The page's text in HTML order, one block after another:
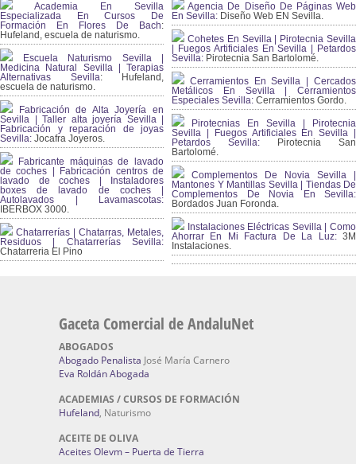
Academia En Sevilla
Especializada En Cursos De
Formación En Flores De Bach:
Hufeland, escuela de naturismo.
Escuela Naturismo Sevilla |
Medicina Natural Sevilla | Terapias
Alternativas Sevilla: Hufeland,
escuela de naturismo.
Fabricación de Alta Joyería en
Sevilla | Taller alta joyería Sevilla |
Fabricación y reparación de joyas
Sevilla: Jocafra Joyeros.
Fabricante máquinas de lavado
de coches | Fabricación centros de
lavado de coches | Instaladores
boxes de lavado de coches |
Autolavados | Lavamascotas:
IBERBOX 3000.
Chatarrerías | Chatarras, Metales,
Residuos | Chatarrerías Sevilla:
Chatarreria El Pino
Agencia De Diseño De Páginas Web
En Sevilla: Diseño Web EN Sevilla.
Cohetes En Sevilla | Pirotecnia Sevilla
| Fuegos Artificiales En Sevilla | Petardos
Sevilla: Pirotecnia San Bartolomé.
Cerramientos En Sevilla | Cercados
Metálicos En Sevilla | Cerramientos
Especiales Sevilla: Cerramientos Gordo.
Pirotecnias En Sevilla | Pirotecnia
Sevilla | Fuegos Artificiales En Sevilla |
Petardos Sevilla: Pirotecnia San
Bartolomé.
Complementos De Novia Sevilla |
Mantones Y Mantillas Sevilla | Tiendas De
Complementos De Novia En Sevilla:
Bordados Juan Foronda.
Instalaciones Eléctricas Sevilla | Como
Ahorrar En Mi Factura De La Luz:3M
Instalaciones.
Gaceta Comercial de AndaluNet
ABOGADOS
Abogado Penalista José María Carnero
Eva Roldán Abogada
ACADEMIAS / CURSOS DE FORMACIÓN
Hufeland, Naturismo
ACEITE DE OLIVA
Aceites Olevm – Puerta de Tierra